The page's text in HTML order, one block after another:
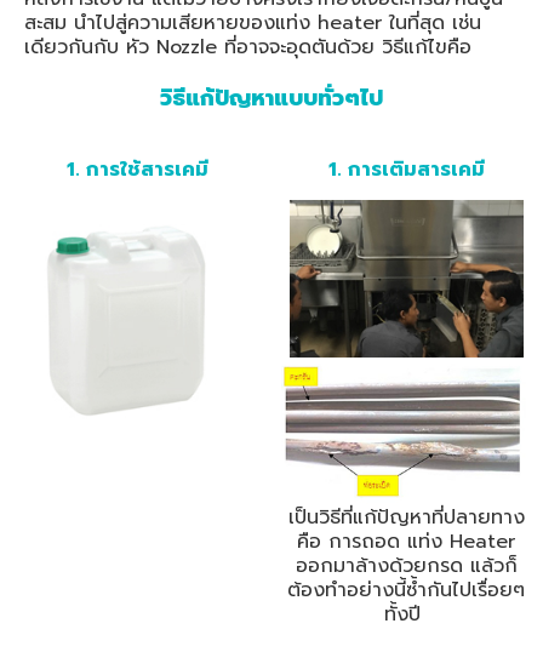
สะสม นำไปสู่ความเสียหายของแท่ง heater ในที่สุด เช่น
เดียวกันกับ หัว Nozzle ที่อาจจะอุดตันด้วย วิธีแก้ไขคือ
วิธีแก้ปัญหาแบบทั่วๆไป
1. การใช้สารเคมี​ 1. การเติมสารเคมี​
เป็นวิธีที่แก้ปัญหาที่ปลายทาง
คือ การถอด แท่ง Heater
ออกมาล้างด้วยกรด แล้วก็
ต้องทำอย่างนี้ซ้ำกันไปเรื่อยๆ
ทั้งปี ​